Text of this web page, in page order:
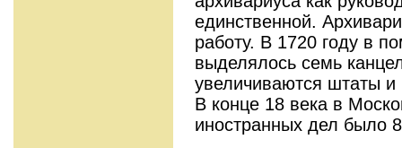
единственной.
работу. В 1720 году в
выделялось семь
увеличиваются штаты и
В конце 18 века в
иностранных дел было